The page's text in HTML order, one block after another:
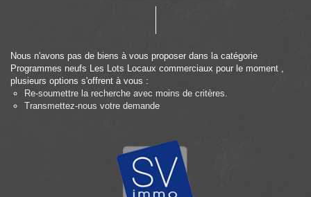
Nous n'avons pas de biens à vous proposer dans la catégorie
Programmes neufs Les Lots Locaux commerciaux pour le moment ,
plusieurs options s'offrent à vous :
Re-soumettre la recherche avec moins de critères.
Transmettez-nous votre demande